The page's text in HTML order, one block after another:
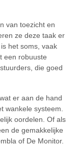
van toezicht en
ze deze taak er
het soms, vaak
een robuuste
die goed
er aan de hand
wankele systeem.
oordelen. Of als
de gemakkelijke
of De Monitor.